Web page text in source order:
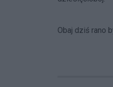
Obaj dziś rano